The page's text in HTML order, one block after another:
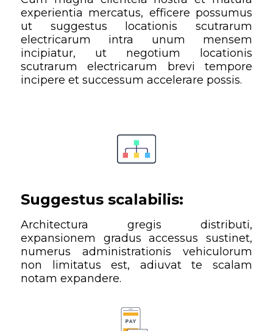
experientia mercatus, efficere possumus
ut suggestus locationis scutrarum
electricarum intra unum mensem
incipiatur, ut negotium locationis
scutrarum electricarum brevi tempore
incipere et successum accelerare possis.
Suggestus scalabilis:
Architectura gregis distributi,
expansionem gradus accessus sustinet,
numerus administrationis vehiculorum
non limitatus est, adiuvat te scalam
notam expandere.